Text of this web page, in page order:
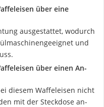
über eine
ausgestattet, wodurch
und
über einen An-
diesem Waffeleisen nicht
mit der Steckdose an-